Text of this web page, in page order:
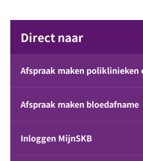
Direct naar
Afspraak maken poliklinieken
Afspraak maken bloedafname
Inloggen MijnSKB